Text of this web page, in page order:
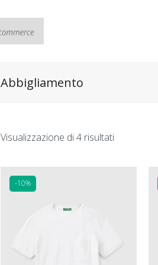
Abbigliamento
Visualizzazione di 4 risultati
-10%